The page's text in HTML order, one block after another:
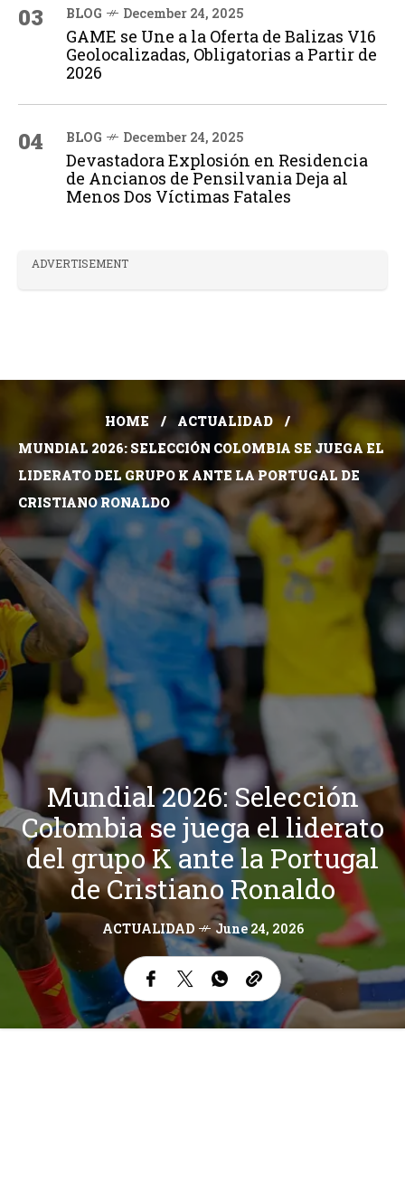
03 BLOG December 24, 2025
GAME se Une a la Oferta de Balizas V16
Geolocalizadas, Obligatorias a Partir de
2026
04 BLOG December 24, 2025
Devastadora Explosión en Residencia
de Ancianos de Pensilvania Deja al
Menos Dos Víctimas Fatales
ADVERTISEMENT
HOME
ACTUALIDAD
MUNDIAL 2026: SELECCIÓN COLOMBIA SE JUEGA EL
LIDERATO DEL GRUPO K ANTE LA PORTUGAL DE
CRISTIANO RONALDO
Mundial 2026: Selección
Colombia se juega el liderato
del grupo K ante la Portugal
de Cristiano Ronaldo
ACTUALIDAD June 24, 2026